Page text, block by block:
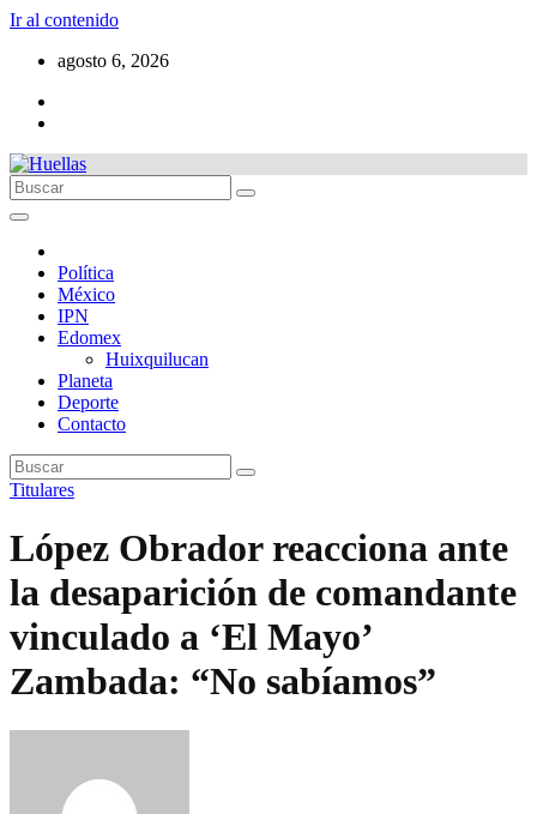
Ir al contenido
agosto 6, 2026
Política
México
IPN
Edomex
Huixquilucan
Planeta
Deporte
Contacto
Titulares
López Obrador reacciona ante
la desaparición de comandante
vinculado a ‘El Mayo’
Zambada: “No sabíamos”